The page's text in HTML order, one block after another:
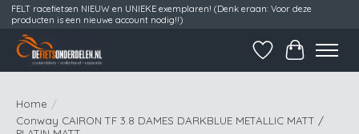
FELT racefietsen NIEUW en UNIEKE exemplaren! (Denk eraan: Voor deze
producten is een nieuwe account nodig!!)
Verlanglijst
Home /
Conway CAIRON TF 3.8 DAMES DARKBLUE METALLIC MATT /